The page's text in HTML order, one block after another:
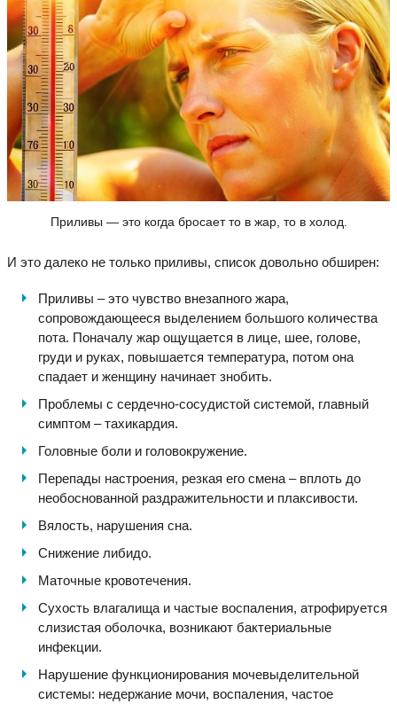
Приливы — это когда бросает то в жар, то в холод.
И это далеко не только приливы, список довольно обширен:
Приливы – это чувство внезапного жара,
сопровождающееся выделением большого количества
пота. Поначалу жар ощущается в лице, шее, голове,
груди и руках, повышается температура, потом она
спадает и женщину начинает знобить.
Проблемы с сердечно-сосудистой системой, главный
симптом – тахикардия.
Головные боли и головокружение.
Перепады настроения, резкая его смена – вплоть до
необоснованной раздражительности и плаксивости.
Вялость, нарушения сна.
Снижение либидо.
Маточные кровотечения.
Сухость влагалища и частые воспаления, атрофируется
слизистая оболочка, возникают бактериальные
инфекции.
Нарушение функционирования мочевыделительной
системы: недержание мочи, воспаления, частое